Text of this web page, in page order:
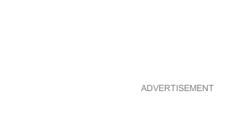
ADVERTISEMENT